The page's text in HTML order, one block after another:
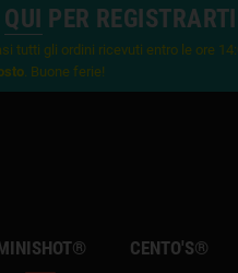
QUI PER REGISTRARTI
tutti gli ordini ricevuti entro le ore
. Buone ferie!
CENTO'S®